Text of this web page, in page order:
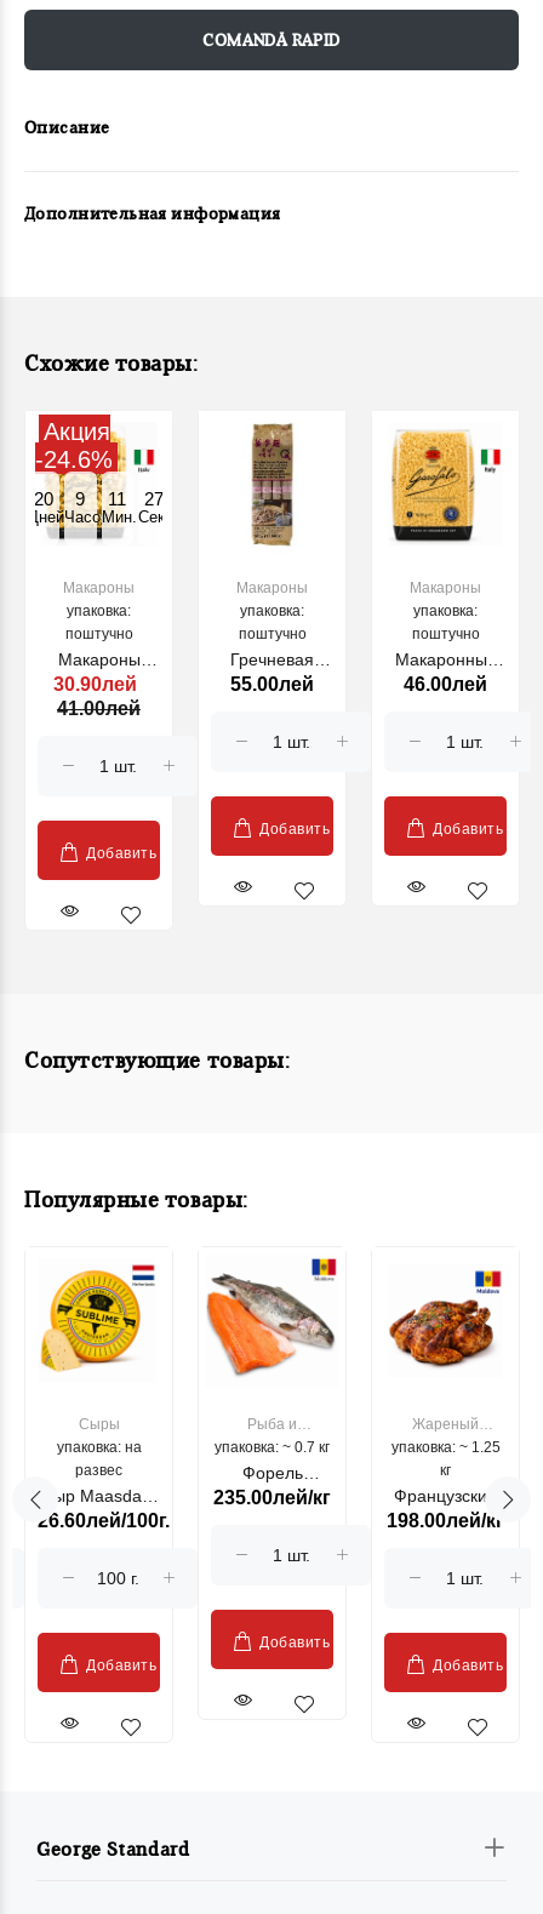
COMANDĂ RAPID
Описание
Дополнительная информация
Схожие товары:
20
Дней
9
Часов
11
Мин.
27
Секунд
Акция
-24.6%
Макароны
упаковка:
поштучно
Макароны
FUSILLI
BUCATI №.64,
30.90лей
41.00лей
Добавить
Макароны
упаковка:
поштучно
Гречневая
лапша 300г
55.00лей
Добавить
Макароны
упаковка:
поштучно
Макаронные
изделия Stellini
500гр
46.00лей
Добавить
Сопутствующие товары:
Популярные товары:
Сыры
упаковка: на
развес
Сыр Maasdam
Sublime Cow
26.60лей/100г.
Добавить
Рыба и
морепродукты
упаковка: ~ 0.7 кг
Форель
лососевая
Moldovenesc"
235.00лей/кг
Добавить
Жареный
цыпленок
упаковка: ~ 1.25
кг
Французский
гриль, кг
198.00лей/кг
Добавить
George Standard